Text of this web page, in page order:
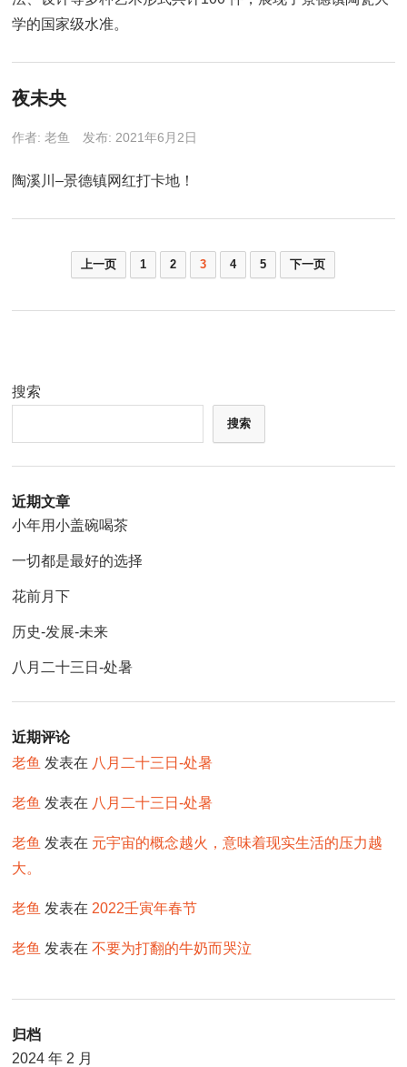
学的国家级水准。
夜未央
作者:老鱼 发布: 2021年6月2日
陶溪川–景德镇网红打卡地！
分
上一页 1 2 3 4 5 下一页
搜索
搜索
近期文章
小年用小盖碗喝茶
一切都是最好的选择
花前月下
历史-发展-未来
八月二十三日-处暑
近期评论
老鱼 发表在 八月二十三日-处暑
老鱼 发表在 八月二十三日-处暑
老鱼 发表在 元宇宙的概念越火，意味着现实生活的压力越
大。
老鱼 发表在 2022壬寅年春节
老鱼 发表在不要为打翻的牛奶而哭泣
归档
2024 年 2 月